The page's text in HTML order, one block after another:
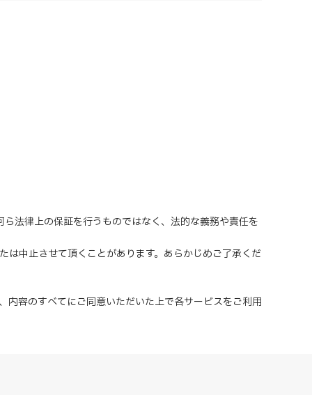
法律上の保証を行うものではなく、法的な義務や責任を
中止させて頂くことがあります。あらかじめご了承くだ
内容のすべてにご同意いただいた上で各サービスをご利用